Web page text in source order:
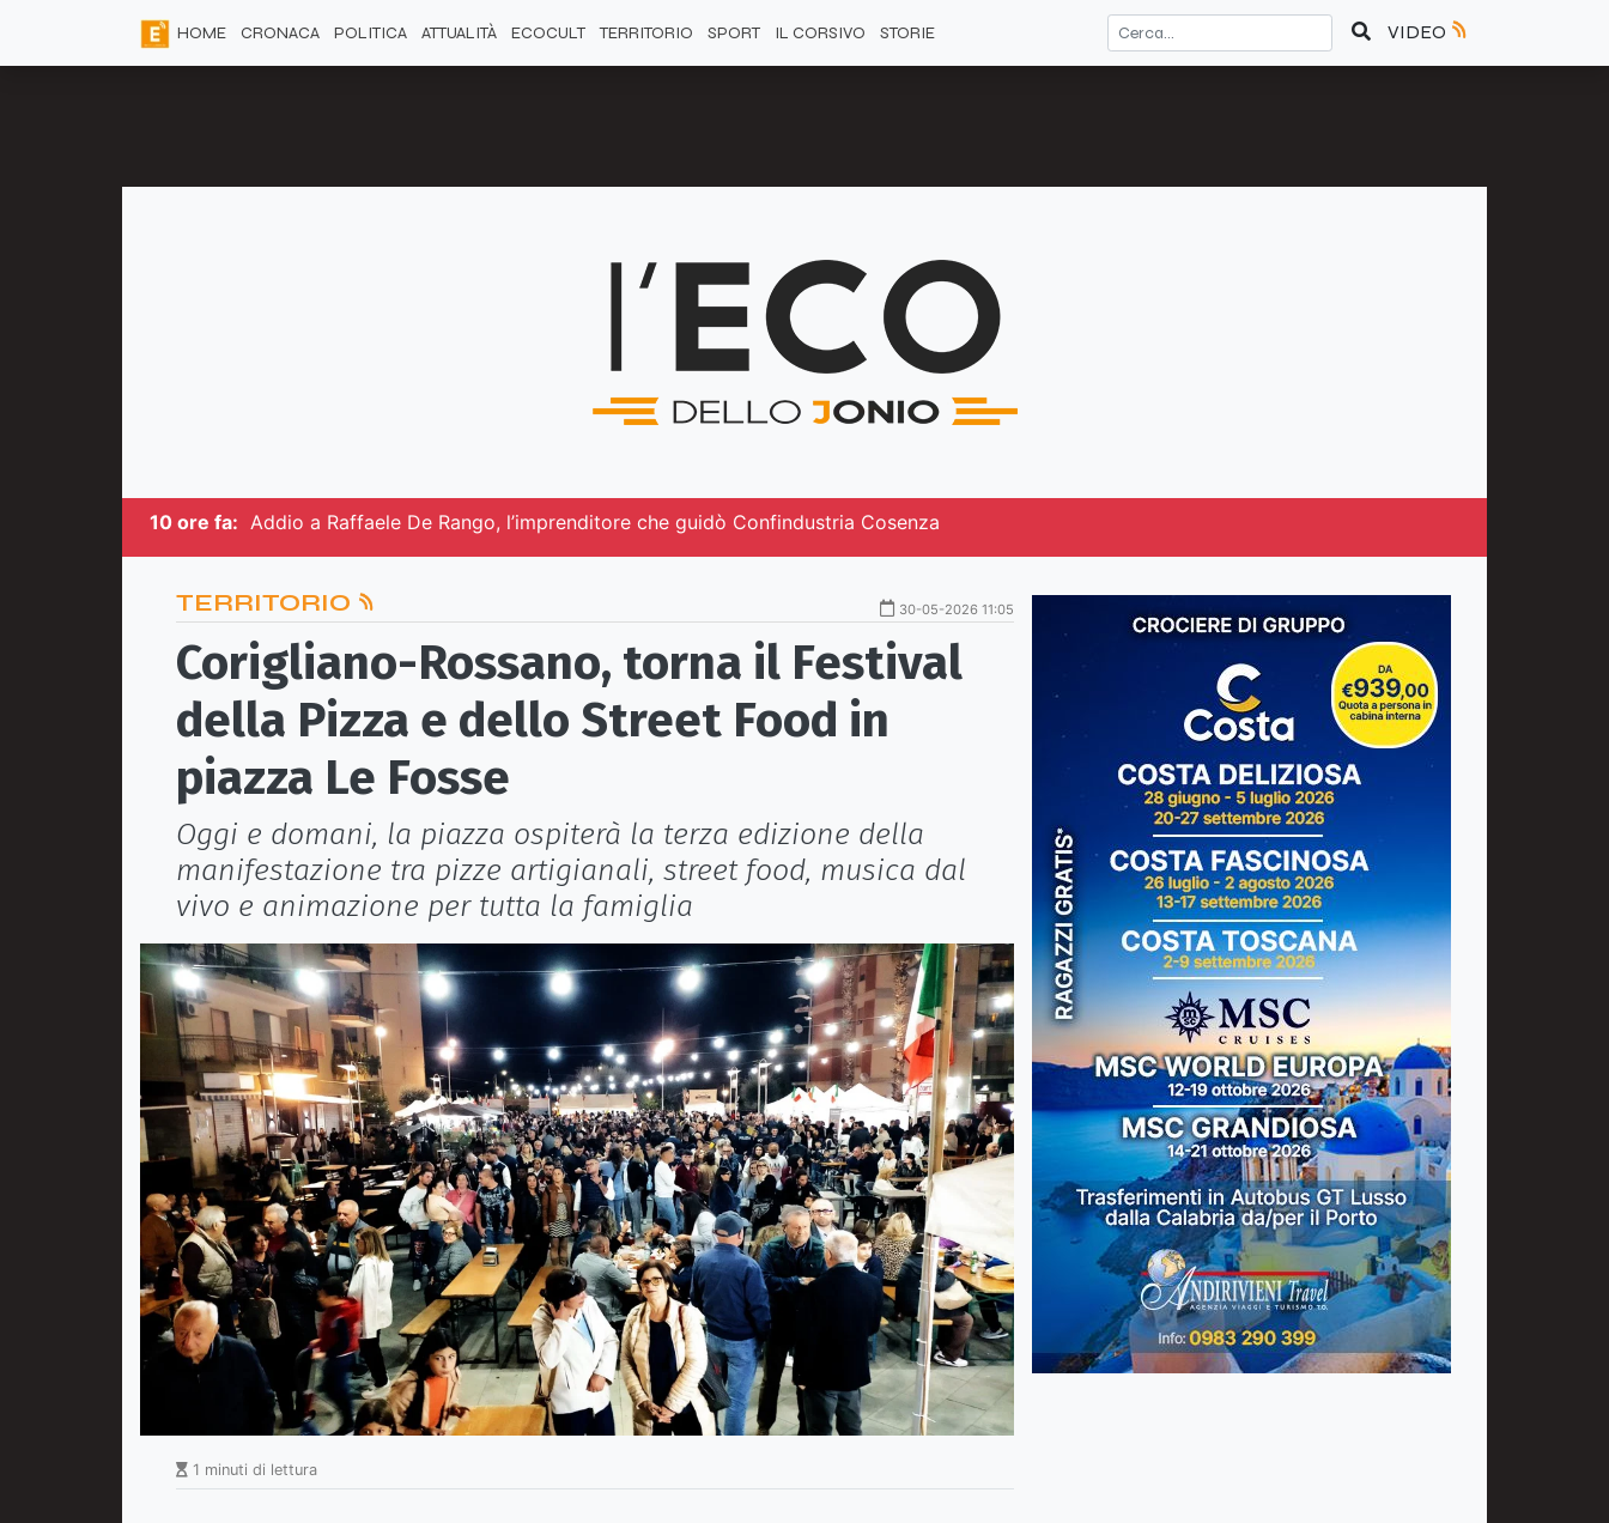
HOME CRONACA POLITICA ATTUALITÀ ECOCULT TERRITORIO SPORT IL CORSIVO STORIE VIDEO
10 ore fa: Addio a Raffaele De Rango, l’imprenditore che guidò Confindustria Cosenza
TERRITORIO 30-05-2026 11:05
Corigliano-Rossano, torna il Festival
della Pizza e dello Street Food in
piazza Le Fosse
Oggi e domani, la piazza ospiterà la terza edizione della
manifestazione tra pizze artigianali, street food, musica dal
vivo e animazione per tutta la famiglia
1 minuti di lettura